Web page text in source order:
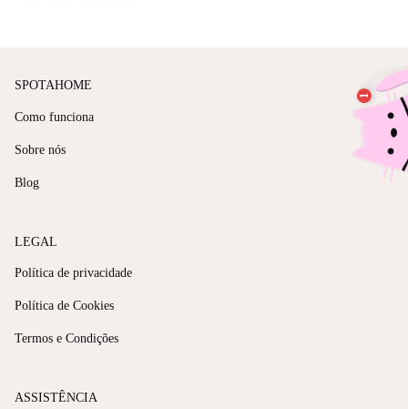
SPOTAHOME
Como funciona
Sobre nós
Blog
LEGAL
Política de privacidade
Política de Cookies
Termos e Condições
ASSISTÊNCIA